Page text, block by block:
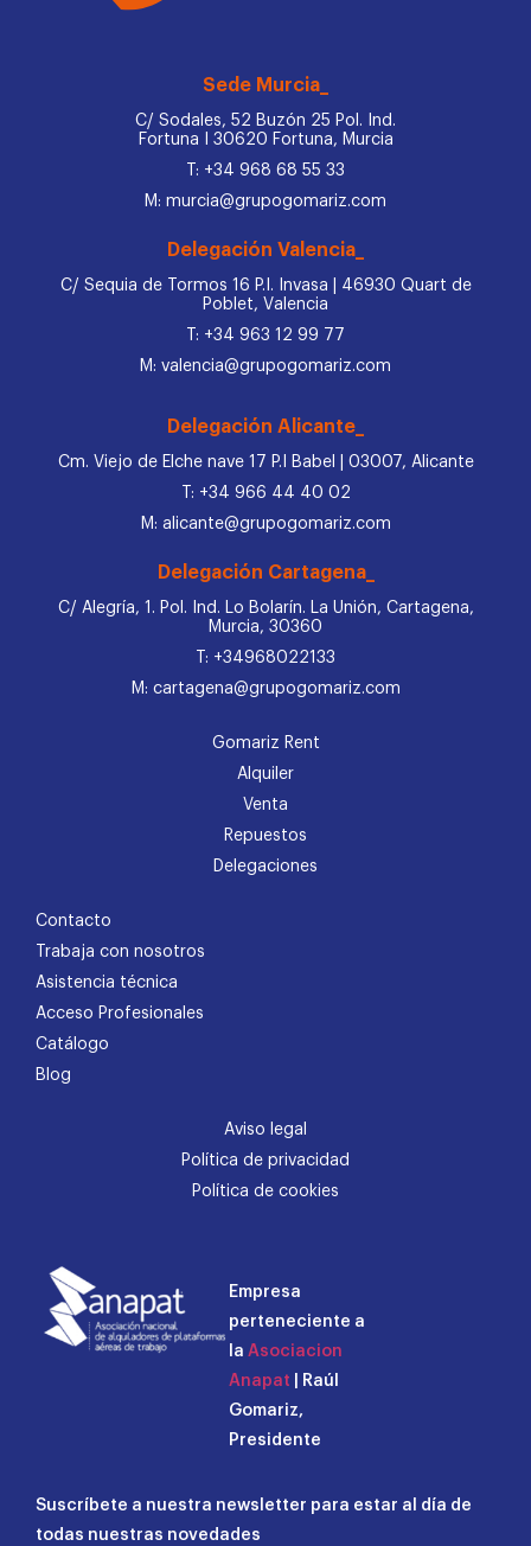
Sede Murcia_
C/ Sodales, 52 Buzón 25 Pol. Ind.
Fortuna I 30620 Fortuna, Murcia
T: +34 968 68 55 33
M: murcia@grupogomariz.com
Delegación Valencia_
C/ Sequia de Tormos 16 P.I. Invasa | 46930 Quart de
Poblet, Valencia
T: +34 963 12 99 77
M: valencia@grupogomariz.com
Delegación Alicante_
Cm. Viejo de Elche nave 17 P.I Babel | 03007, Alicante
T: +34 966 44 40 02
M: alicante@grupogomariz.com
Delegación Cartagena_
C/ Alegría, 1. Pol. Ind. Lo Bolarín. La Unión, Cartagena,
Murcia, 30360
T: +34968022133
M: cartagena@grupogomariz.com
Gomariz Rent
Alquiler
Venta
Repuestos
Delegaciones
Contacto
Trabaja con nosotros
Asistencia técnica
Acceso Profesionales
Catálogo
Blog
Aviso legal
Política de privacidad
Política de cookies
Empresa
perteneciente a
la Asociacion
Anapat | Raúl
Gomariz,
Presidente
Suscríbete a nuestra newsletter para estar al día de
todas nuestras novedades